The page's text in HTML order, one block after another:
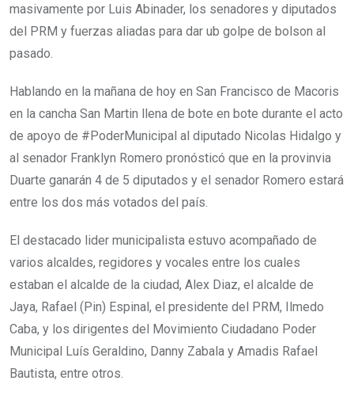
masivamente por Luis Abinader, los senadores y diputados
del PRM y fuerzas aliadas para dar ub golpe de bolson al
pasado.
Hablando en la mañana de hoy en San Francisco de Macoris
en la cancha San Martin llena de bote en bote durante el acto
de apoyo de #PoderMunicipal al diputado Nicolas Hidalgo y
al senador Franklyn Romero pronósticó que en la provinvia
Duarte ganarán 4 de 5 diputados y el senador Romero estará
entre los dos más votados del país.
El destacado lider municipalista estuvo acompañado de
varios alcaldes, regidores y vocales entre los cuales
estaban el alcalde de la ciudad, Alex Diaz, el alcalde de
Jaya, Rafael (Pin) Espinal, el presidente del PRM, Ilmedo
Caba, y los dirigentes del Movimiento Ciudadano Poder
Municipal Luís Geraldino, Danny Zabala y Amadis Rafael
Bautista, entre otros.